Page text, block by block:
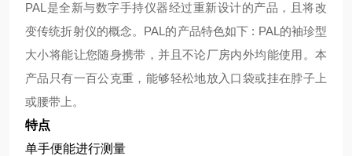
PAL 是全新与数字手持仪器经过重新设计的产品，且将改
变传统折射仪的概念。 PAL 的产品特色如下 : PAL 的袖珍型
大小将能让您随身携带，并且不论厂房内外均能使用。本
产品只有一百公克重，能够轻松地放入口袋或挂在脖子上
或腰带上。
特点
单手便能进行测量